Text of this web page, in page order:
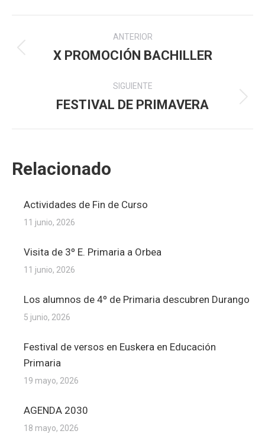
Navegación
entre
publicaciones
ANTERIOR
Publicación
X PROMOCIÓN BACHILLER
SIGUIENTE
Publicación
FESTIVAL DE PRIMAVERA
Relacionado
Actividades de Fin de Curso
11 junio, 2026
Visita de 3º E. Primaria a Orbea
11 junio, 2026
Los alumnos de 4º de Primaria descubren Durango
5 junio, 2026
Festival de versos en Euskera en Educación
Primaria
19 mayo, 2026
AGENDA 2030
18 mayo, 2026